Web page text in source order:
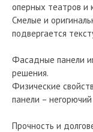
оперных театров и
Смелые и
подвергается
Фасадные панели
решения.
Физические
панели –
Прочность и